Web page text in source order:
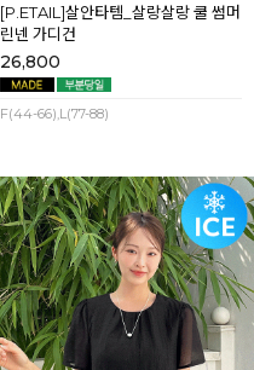
[P.ETAIL]살안타템_살랑살랑 쿨 썸머
린넨 가디건
26,800
F(44-66),L(77-88)